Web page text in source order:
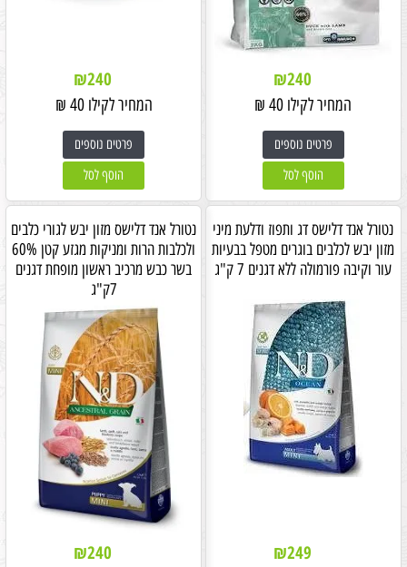
₪240
המחיר לקילו 40
₪
פרטים נוספים
הוסף לסל
₪240
המחיר לקילו 40
₪
פרטים נוספים
הוסף לסל
נטורל אנד דלישס דג ותפוז ודלעת מיני
מזון יבש לכלבים בוגרים מטפל בבעיות
עור וקיבה פורמולה ללא דגנים 7 ק"ג
₪249
נטורל אנד דלישס מזון יבש לגורי כלבים
ולכלבות הרות ומניקות מגזע קטן 60%
בשר כבש מרכיב ראשון מופחת דגנים
7ק"ג
₪240